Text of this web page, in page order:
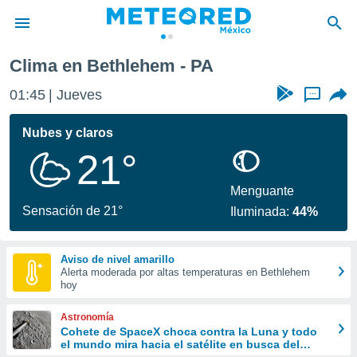
de
ha sido
calidad.
a este
las
y
forma
digital
basada
Clima en Bethlehem - PA
01:45 Jueves ...
Nubes y claros
21°
Sensación de 21°
Menguante
Iluminada:44%
Aviso de nivel amarillo
Alerta moderada por altas temperaturas en Bethlehem
hoy
Astronomía
Cohete de SpaceX choca contra la Luna y todo
el mundo mira hacia el satélite en busca del